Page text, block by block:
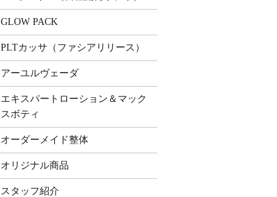
GLOW PACK
PLTカッサ（ファシアリリース）
アーユルヴェーダ
エキスパートローション＆マック
スボティ
オーダーメイド整体
オリジナル商品
スタッフ紹介